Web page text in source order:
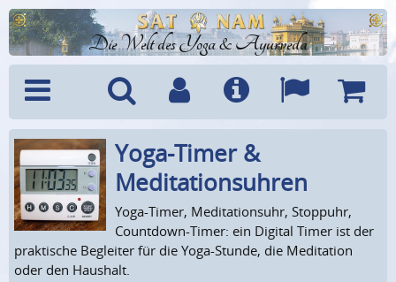
Die Welt des Yoga & Ayurveda
Menü SucheBenutzerkonto
Info
Yoga-Timer &
Meditations­uhren
Yoga-Timer, Meditationsuhr, Stoppuhr,
Countdown-Timer: ein Digital Timer ist der
praktische Begleiter für die Yoga-Stunde, die Meditation
oder den Haushalt.